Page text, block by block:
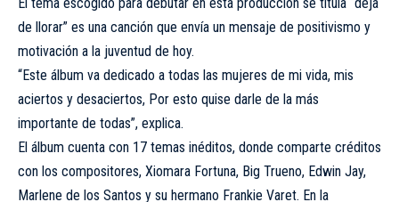
de llorar” es una canción que envía un mensaje de positivismo y
motivación a la juventud de hoy.
“Este álbum va dedicado a todas las mujeres de mi vida, mis
aciertos y desaciertos, Por esto quise darle de la más
importante de todas”, explica.
El álbum cuenta con 17 temas inéditos, donde comparte créditos
con los compositores, Xiomara Fortuna, Big Trueno, Edwin Jay,
Marlene de los Santos y su hermano Frankie Varet. En la